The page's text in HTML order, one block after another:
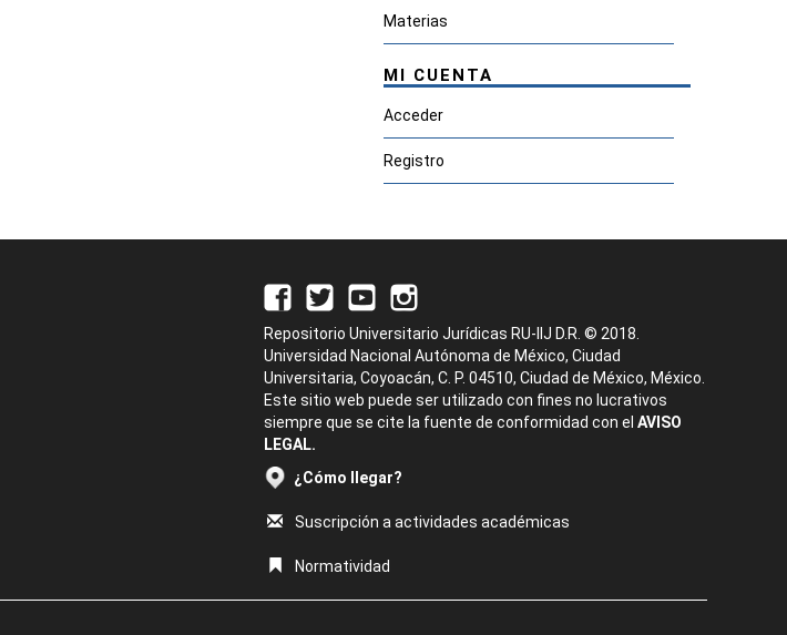
Materias
MI CUENTA
Acceder
Registro
Repositorio Universitario Jurídicas RU-IIJ D.R. © 2018.
Universidad Nacional Autónoma de México, Ciudad
Universitaria, Coyoacán, C. P. 04510, Ciudad de México, México.
Este sitio web puede ser utilizado con fines no lucrativos
siempre que se cite la fuente de conformidad con el AVISO
LEGAL.
¿Cómo llegar?
Suscripción a actividades académicas
Normatividad